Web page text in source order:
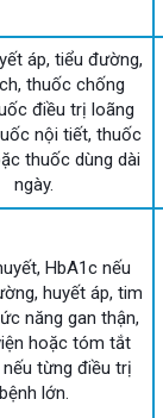
áp, tiểu đường,
thuốc chống
điều trị loãng
nội tiết, thuốc
thuốc dùng dài
ngày.
HbA1c nếu
huyết áp, tim
năng gan thận,
hoặc tóm tắt
nếu từng điều trị
bệnh lớn.